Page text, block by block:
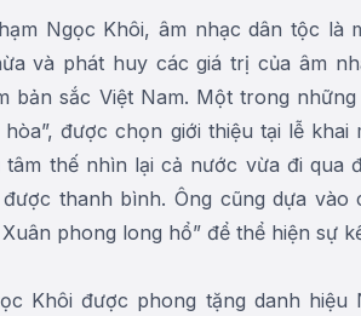
Ngọc Khôi, âm nhạc dân tộc là
và phát huy các giá trị của âm
bản sắc Việt Nam. Một trong
được chọn giới thiệu tại lễ
tâm thế nhìn lại cả nước vừa đi qua
thanh bình. Ông cũng dựa
phong long hổ” để thể hiện sự
Khôi được phong tặng danh